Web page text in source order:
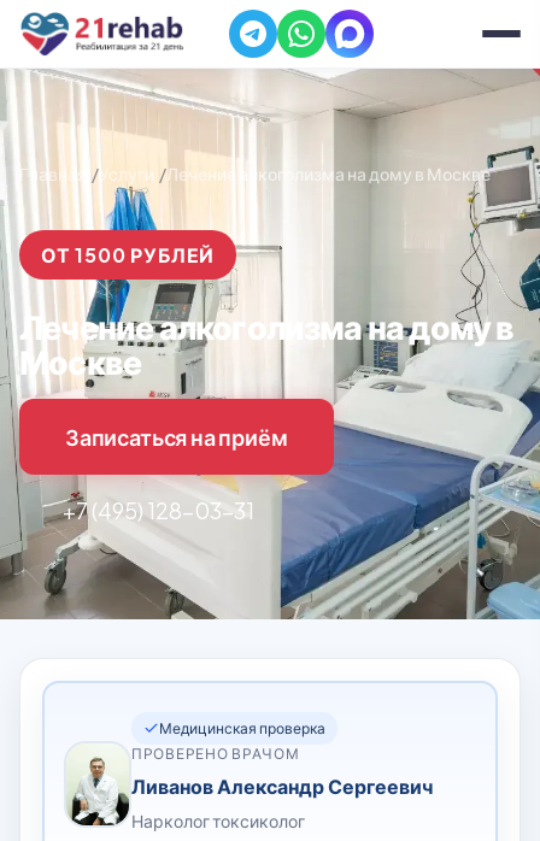
Главная Услуги Лечение алкоголизма на дому в Москве
ОТ 1500 РУБЛЕЙ
Лечение алкоголизма на дому в
Москве
Записаться на приём
+7 (495) 128-03-31
Медицинская проверка
ПРОВЕРЕНО ВРАЧОМ
Ливанов Александр Сергеевич
Нарколог токсиколог